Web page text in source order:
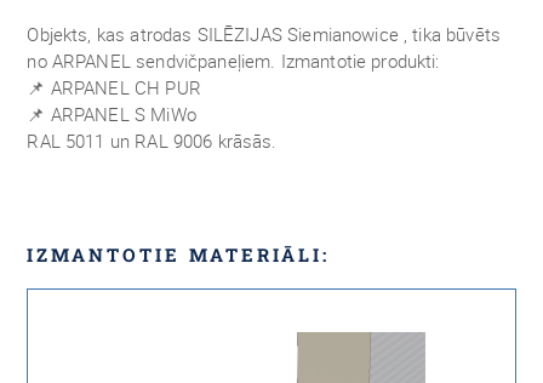
Objekts, kas atrodas SILĒZIJAS Siemianowice , tika būvēts
no ARPANEL sendvičpaneļiem. Izmantotie produkti:
📌 ARPANEL CH PUR
📌 ARPANEL S MiWo
RAL 5011 un RAL 9006 krāsās.
IZMANTOTIE MATERIĀLI: